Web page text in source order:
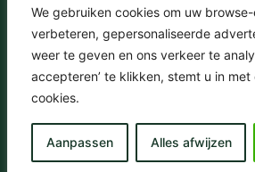
We gebruiken cookies om uw
verbeteren, gepersonaliseerde
weer te geven en ons verkeer te
accepteren’ te klikken, stemt u in
cookies.
Aanpassen Alles afwijzen
F
a
c
e
b
o
-
I
n
s
t
a
r
a
m
T
i
k
t
Y
o
u
t
e
© 2025 . Omera – Hifi & Streaming